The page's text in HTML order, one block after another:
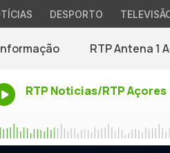
DESPORTO
RTP Antena 1
RTP Noticias/RTP Açores